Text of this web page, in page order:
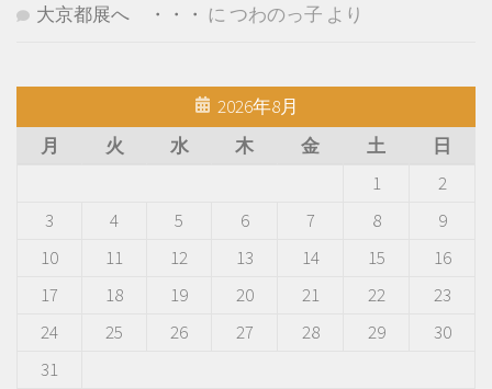
大京都展へ ・・・ に つわのっ子 より
2026年8月
月
火 水 木 金 土
日
1
2
3
4 5 6 7 8
9
10
11 12 13 14 15
16
17
18 19 20 21 22
23
24
25 26 27 28 29
30
31